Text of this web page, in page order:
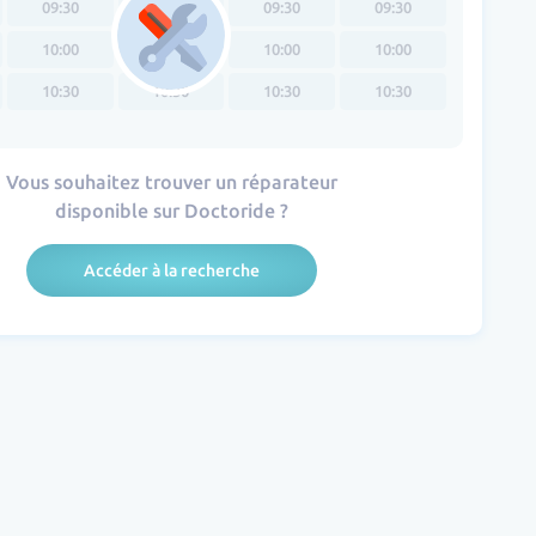
09:30
10:00
10:30
09:30
10:00
10:30
09:30
10:00
10:30
09:30
10:00
10:30
Vous souhaitez trouver un réparateur
disponible sur Doctoride ?
Accéder à la recherche